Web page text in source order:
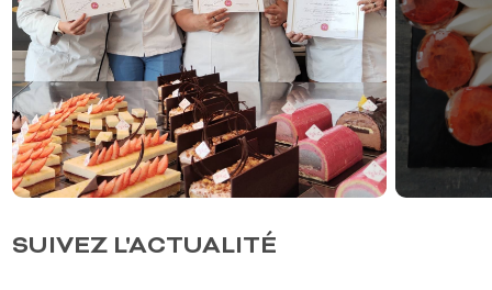
SUIVEZ L'ACTUALITÉ